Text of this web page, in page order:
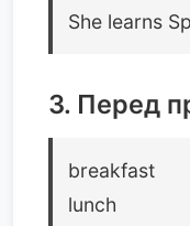
She learns
3. Перед
breakfast
lunch